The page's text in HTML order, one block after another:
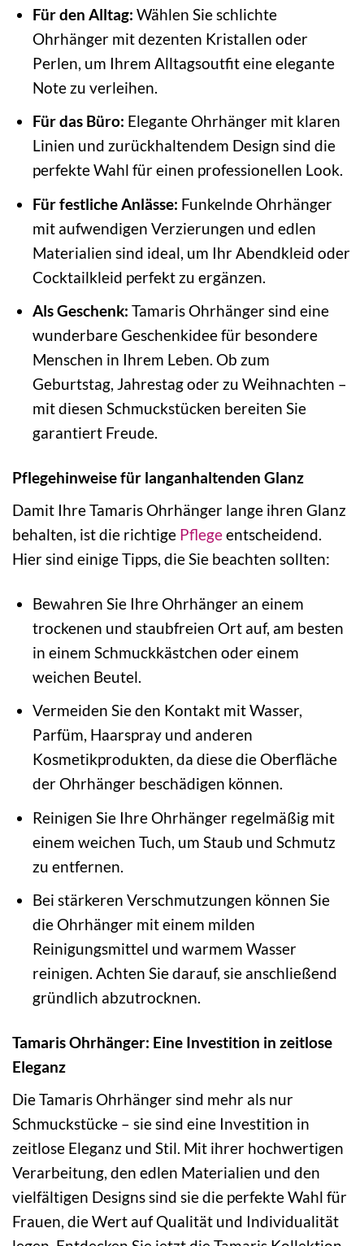
Für den Alltag: Wählen Sie schlichte
Ohrhänger mit dezenten Kristallen oder
Perlen, um Ihrem Alltagsoutfit eine elegante
Note zu verleihen.
Für das Büro: Elegante Ohrhänger mit klaren
Linien und zurückhaltendem Design sind die
perfekte Wahl für einen professionellen Look.
Für festliche Anlässe: Funkelnde Ohrhänger
mit aufwendigen Verzierungen und edlen
Materialien sind ideal, um Ihr Abendkleid oder
Cocktailkleid perfekt zu ergänzen.
Als Geschenk: Tamaris Ohrhänger sind eine
wunderbare Geschenkidee für besondere
Menschen in Ihrem Leben. Ob zum
Geburtstag, Jahrestag oder zu Weihnachten –
mit diesen Schmuckstücken bereiten Sie
garantiert Freude.
Pflegehinweise für langanhaltenden Glanz
Damit Ihre Tamaris Ohrhänger lange ihren Glanz
behalten, ist die richtige Pflegeentscheidend.
Hier sind einige Tipps, die Sie beachten sollten:
Bewahren Sie Ihre Ohrhänger an einem
trockenen und staubfreien Ort auf, am besten
in einem Schmuckkästchen oder einem
weichen Beutel.
Vermeiden Sie den Kontakt mit Wasser,
Parfüm, Haarspray und anderen
Kosmetikprodukten, da diese die Oberfläche
der Ohrhänger beschädigen können.
Reinigen Sie Ihre Ohrhänger regelmäßig mit
einem weichen Tuch, um Staub und Schmutz
zu entfernen.
Bei stärkeren Verschmutzungen können Sie
die Ohrhänger mit einem milden
Reinigungsmittel und warmem Wasser
reinigen. Achten Sie darauf, sie anschließend
gründlich abzutrocknen.
Tamaris Ohrhänger: Eine Investition in zeitlose
Eleganz
Die Tamaris Ohrhänger sind mehr als nur
Schmuckstücke – sie sind eine Investition in
zeitlose Eleganz und Stil. Mit ihrer hochwertigen
Verarbeitung, den edlen Materialien und den
vielfältigen Designs sind sie die perfekte Wahl für
Frauen, die Wert auf Qualität und Individualität